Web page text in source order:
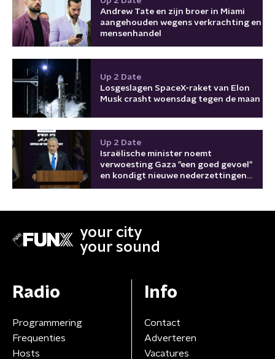
Andrew Tate en zijn broer in Miami
aangehouden wegens verkrachting en
mensenhandel
Up 2 Date
Losgeslagen SpaceX-raket van Elon
Musk crasht woensdag tegen de maan
Up 2 Date
Israëlische minister noemt
verwoesting Gaza "een goed gevoel"
en kondigt nieuwe nederzettingen
your city
your sound
Radio
Programmering
Frequenties
Hosts
Info
Contact
Adverteren
Vacatures